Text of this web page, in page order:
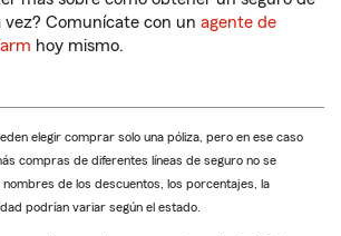
Comunícate con un agente de
hoy mismo.
elegir comprar solo una póliza, pero en ese caso
compras de diferentes líneas de seguro no se
de los descuentos, los porcentajes, la
podrían variar según el estado.